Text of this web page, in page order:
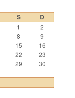
S D
1
2
8
9
15
16
22
23
29
30